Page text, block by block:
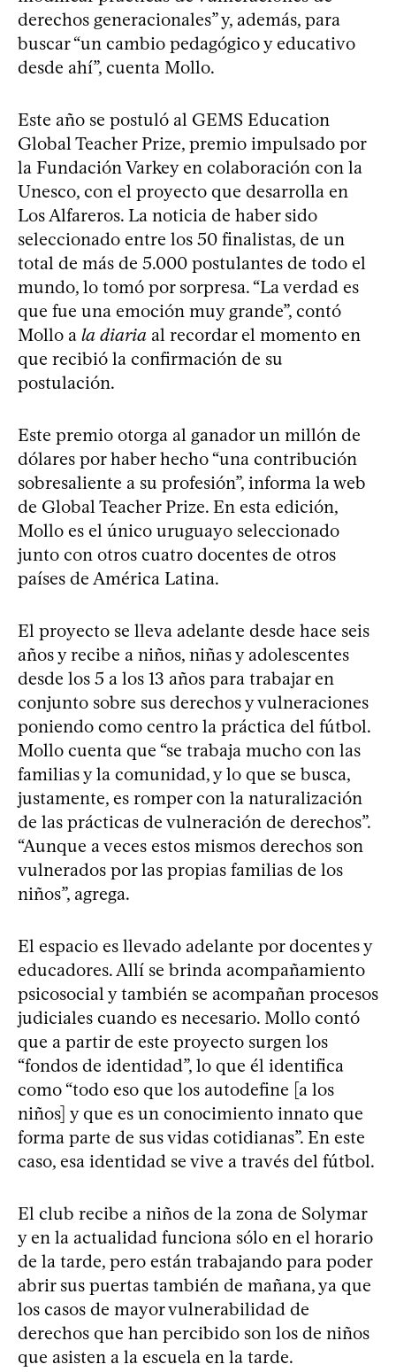
derechos generacionales” y, además, para
buscar “un cambio pedagógico y educativo
desde ahí”, cuenta Mollo.
Este año se postuló al GEMS Education
Global Teacher Prize, premio impulsado por
la Fundación Varkey en colaboración con la
Unesco, con el proyecto que desarrolla en
Los Alfareros. La noticia de haber sido
seleccionado entre los 50 finalistas, de un
total de más de 5.000 postulantes de todo el
mundo, lo tomó por sorpresa. “La verdad es
que fue una emoción muy grande”, contó
Mollo a la diaria al recordar el momento en
que recibió la confirmación de su
postulación.
Este premio otorga al ganador un millón de
dólares por haber hecho “una contribución
sobresaliente a su profesión”, informa la web
de Global Teacher Prize. En esta edición,
Mollo es el único uruguayo seleccionado
junto con otros cuatro docentes de otros
países de América Latina.
El proyecto se lleva adelante desde hace seis
años y recibe a niños, niñas y adolescentes
desde los 5 a los 13 años para trabajar en
conjunto sobre sus derechos y vulneraciones
poniendo como centro la práctica del fútbol.
Mollo cuenta que “se trabaja mucho con las
familias y la comunidad, y lo que se busca,
justamente, es romper con la naturalización
de las prácticas de vulneración de derechos”.
“Aunque a veces estos mismos derechos son
vulnerados por las propias familias de los
niños”, agrega.
El espacio es llevado adelante por docentes y
educadores. Allí se brinda acompañamiento
psicosocial y también se acompañan procesos
judiciales cuando es necesario. Mollo contó
que a partir de este proyecto surgen los
“fondos de identidad”, lo que él identifica
como “todo eso que los autodefine [a los
niños] y que es un conocimiento innato que
forma parte de sus vidas cotidianas”. En este
caso, esa identidad se vive a través del fútbol.
El club recibe a niños de la zona de Solymar
y en la actualidad funciona sólo en el horario
de la tarde, pero están trabajando para poder
abrir sus puertas también de mañana, ya que
los casos de mayor vulnerabilidad de
derechos que han percibido son los de niños
que asisten a la escuela en la tarde.